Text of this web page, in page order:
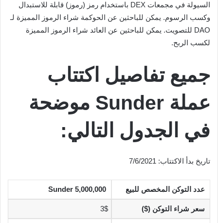
السيولة في مجمعات DEX باستخدام رمز (رموز) قابلة للاستبدال
وكسب الرسوم. يمكن للباحثين عن الحوكمة شراء الرموز المميزة لـ
DAO للتصويت. يمكن للباحثين عن العائد شراء الرموز المميزة
لكسب الربح.
جميع تفاصيل اكتتاب
عملة Sunder موضحة
في الجدول التالي:
تاريخ بدأ الاكتتاب: 7/6/2021
عدد التوكن المخصص للبيع
سعر شراء التوكن ($) 3$